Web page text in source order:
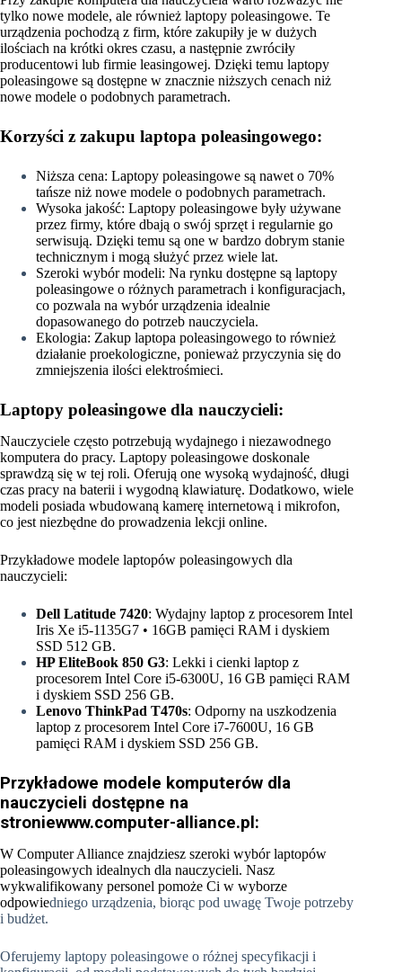
tylko nowe modele, ale również laptopy poleasingowe. Te
urządzenia pochodzą z firm, które zakupiły je w dużych
ilościach na krótki okres czasu, a następnie zwróciły
producentowi lub firmie leasingowej. Dzięki temu laptopy
poleasingowe są dostępne w znacznie niższych cenach niż
nowe modele o podobnych parametrach.
Korzyści z zakupu laptopa poleasingowego:
Niższa cena: Laptopy poleasingowe są nawet o 70%
tańsze niż nowe modele o podobnych parametrach.
Wysoka jakość: Laptopy poleasingowe były używane
przez firmy, które dbają o swój sprzęt i regularnie go
serwisują. Dzięki temu są one w bardzo dobrym stanie
technicznym i mogą służyć przez wiele lat.
Szeroki wybór modeli: Na rynku dostępne są laptopy
poleasingowe o różnych parametrach i konfiguracjach,
co pozwala na wybór urządzenia idealnie
dopasowanego do potrzeb nauczyciela.
Ekologia: Zakup laptopa poleasingowego to również
działanie proekologiczne, ponieważ przyczynia się do
zmniejszenia ilości elektrośmieci.
Laptopy poleasingowe dla nauczycieli:
Nauczyciele często potrzebują wydajnego i niezawodnego
komputera do pracy. Laptopy poleasingowe doskonale
sprawdzą się w tej roli. Oferują one wysoką wydajność, długi
czas pracy na baterii i wygodną klawiaturę. Dodatkowo, wiele
modeli posiada wbudowaną kamerę internetową i mikrofon,
co jest niezbędne do prowadzenia lekcji online.
Przykładowe modele laptopów poleasingowych dla
nauczycieli:
Dell Latitude 7420: Wydajny laptop z procesorem Intel
Iris Xe i5-1135G7 • 16GB pamięci RAM i dyskiem
SSD 512 GB.
HP EliteBook 850 G3: Lekki i cienki laptop z
procesorem Intel Core i5-6300U, 16 GB pamięci RAM
i dyskiem SSD 256 GB.
Lenovo ThinkPad T470s: Odporny na uszkodzenia
laptop z procesorem Intel Core i7-7600U, 16 GB
pamięci RAM i dyskiem SSD 256 GB.
Przykładowe modele komputerów dla
nauczycieli dostępne na
stroniewww.computer-alliance.pl :
W Computer Alliance znajdziesz szeroki wybór laptopów
poleasingowych idealnych dla nauczycieli. Nasz
wykwalifikowany personel pomoże Ci w wyborze
odpowiedniego urządzenia, biorąc pod uwagę Twoje potrzeby
i budżet.
Oferujemy laptopy poleasingowe o różnej specyfikacji i